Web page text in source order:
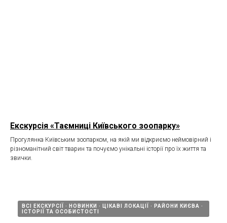
Екскурсія «Таємниці Київського зоопарку»
Прогулянка Київським зоопарком, на якій ми відкриємо неймовірний і
різноманітний світ тварин та почуємо унікальні історії про їх життя та
звички.
ВСІ ЕКСКУРСІЇ НОВИНКИ ЦІКАВІ ЛОКАЦІЇ
РАЙОНИ КИЄВА
ІСТОРІЇ ТА ОСОБИСТОСТІ